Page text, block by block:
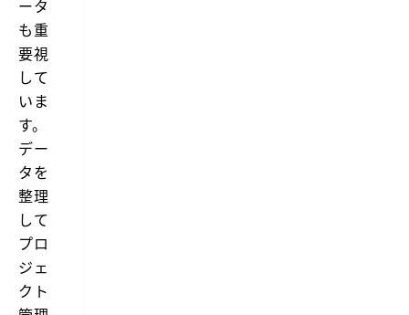
ータ
も重
要視
して
いま
す。
デー
タを
整理
して
プロ
ジェ
クト